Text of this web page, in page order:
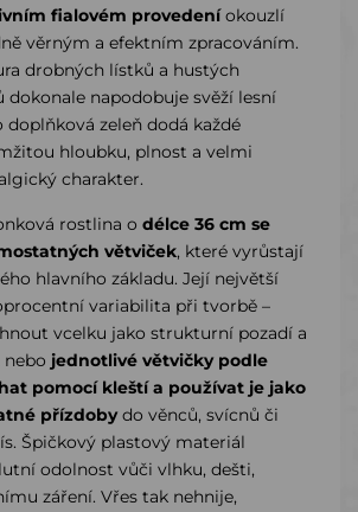
fialovém provedeníokouzlí
věrným a efektním zpracováním.
drobných lístků a hustých
napodobuje svěží lesní
doplňková zeleň dodá každé
hloubku, plnost a velmi
charakter.
rostlina o délce 36 cm se
větviček, které vyrůstají
hlavního základu. Její největší
variabilita při tvorbě –
vcelku jako strukturní pozadí a
nebo jednotlivé větvičky podle
pomocí kleští a používat je jako
přízdobydo věnců, svícnů či
Špičkový plastový materiál
odolnost vůči vlhku, dešti,
záření. Vřes tak nehnije,